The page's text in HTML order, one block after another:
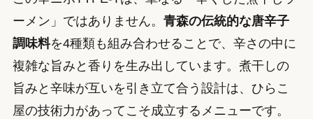
ーメン」ではありません。 青森の伝統的な唐辛子
調味料を4種類も組み合わせることで、辛さの中に
複雑な旨みと香りを生み出しています。煮干しの
旨みと辛味が互いを引き立て合う設計は、ひらこ
屋の技術力があってこそ成立するメニューです。